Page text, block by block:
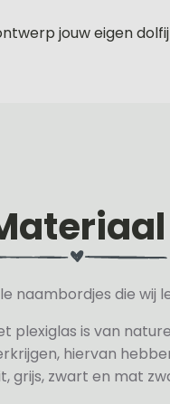
jouw eigen
naambordjes die wij
plexiglas is van
hiervan
grijs, zwart en mat